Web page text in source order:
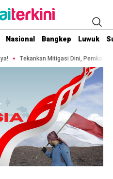
Nasional Bangkep Luwuk
Dini, Pemkab Banggai Laut Gelar